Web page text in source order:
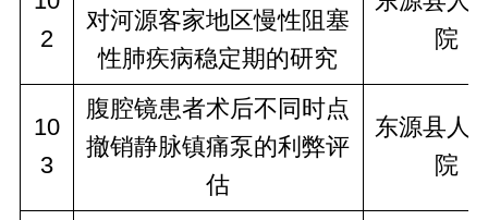
2
对河源客家地区慢性阻塞
性肺疾病稳定期的研究
院
10
3
腹腔镜患者术后不同时点
撤销静脉镇痛泵的利弊评
估
东源县人
院